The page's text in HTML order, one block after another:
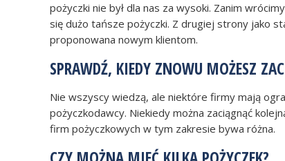
pożyczki nie był dla nas za wysoki. Zanim
się dużo tańsze pożyczki. Z drugiej strony jako
proponowana nowym klientom.
SPRAWDŹ, KIEDY ZNOWU MOŻESZ
Nie wszyscy wiedzą, ale niektóre firmy mają
pożyczkodawcy. Niekiedy można zaciągnąć
firm pożyczkowych w tym zakresie bywa różna.